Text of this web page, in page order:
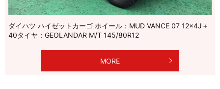
ダイハツ ハイゼットカーゴ ホイール：MUD VANCE 07 12×4J＋
40タイヤ：GEOLANDAR M/T 145/80R12
MORE